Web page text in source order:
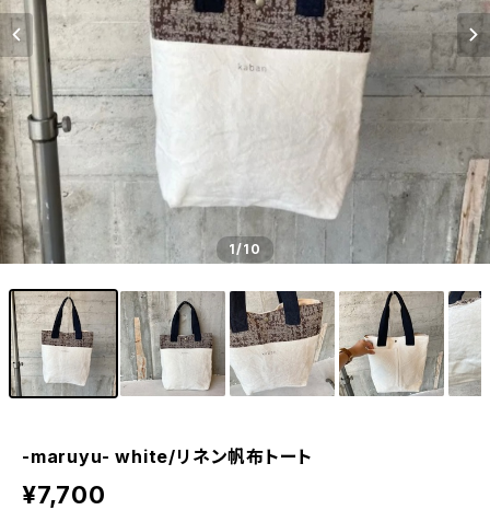
1/10
-maruyu- white/リネン帆布トート
¥7,700